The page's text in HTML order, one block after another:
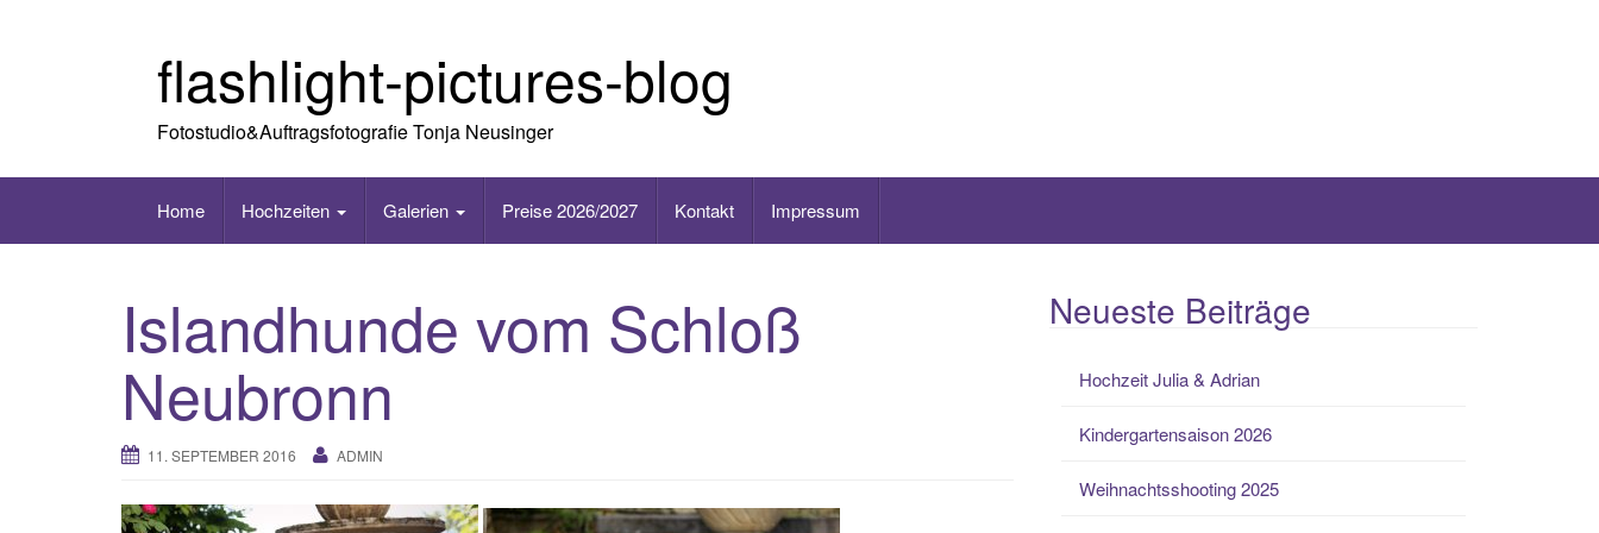
flashlight-pictures-blog
Fotostudio&Auftragsfotografie Tonja Neusinger
Home Hochzeiten Galerien Preise 2026/2027 Kontakt Impressum
Islandhunde vom Schloß
Neubronn
11. SEPTEMBER 2016 ADMIN
Neueste Beiträge
Hochzeit Julia & Adrian
Kindergartensaison 2026
Weihnachtsshooting 2025